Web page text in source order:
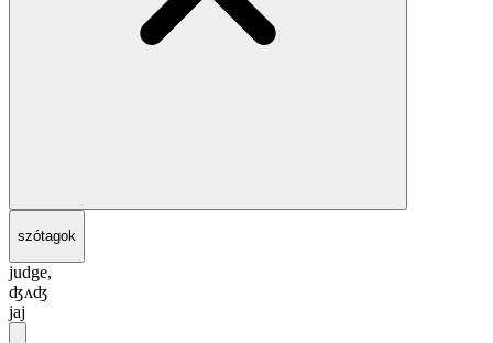
szótagok
judge,
ʤʌʤ
jaj